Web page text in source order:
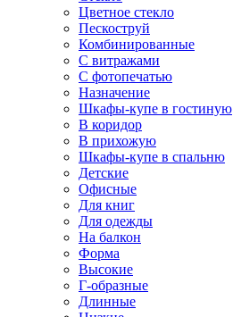
Цветное стекло
Пескоструй
Комбинированные
С витражами
С фотопечатью
Назначение
Шкафы-купе в гостиную
В коридор
В прихожую
Шкафы-купе в спальню
Детские
Офисные
Для книг
Для одежды
На балкон
Форма
Высокие
Г-образные
Длинные